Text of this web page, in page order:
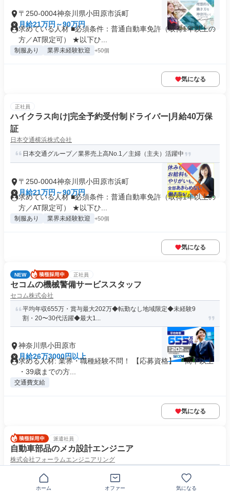
〒250-0004神奈川県小田原市浜町
月給21万円～90万円
求めている人材 ■必須条件：普通自動車免許（取得1年以上の
方／AT限定可） ★以下ひ...
制服あり 業界未経験歓迎 +50個
気になる
正社員
ハイクラス向け|完全予約受付制ドライバー|月給40万保
証
日本交通横浜株式会社
日本交通グループ／業界売上高No.1／主婦（主夫）活躍中
〒250-0004神奈川県小田原市浜町
月給21万円～90万円
求めている人材 ■必須条件：普通自動車免許（取得1年以上の
方／AT限定可） ★以下ひ...
制服あり 業界未経験歓迎 +50個
気になる
NEW 正社員
セコムの機械警備サービススタッフ
セコム株式会社
平均年収655万・賞与最大202万◆転勤なし地域限定◆未経験9
割・20〜30代活躍◆最大1...
神奈川県小田原市
月給26万3000円以上
求める人材: 業界・職種経験不問！ 【応募資格】 ・高卒以上
・39歳までの方...
交通費支給
気になる
派遣社員
自動車部品のメカ設計エンジニア
株式会社フォーラムエンジニアリング
20～40代活躍中◆月給35万円以上◆転勤なし◆神奈川県
ホーム オファー 気になる